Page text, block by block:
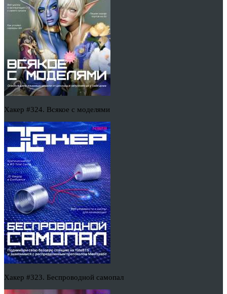
Хакер #324. Всякое с моделями
Хакер #323. Беспроводной самопал